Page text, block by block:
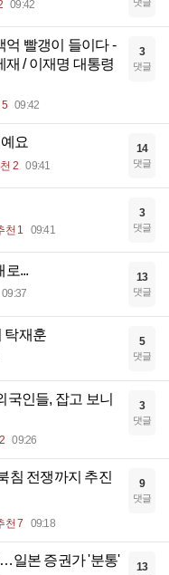
09:42 댓글
억 빨갱이 들이다 -
/ 이재명 대통령
09:42
3
댓글
요
2 09:41
14
댓글
천 1 09:41
3
댓글
로...
09:37
13
댓글
탁재훈 5
댓글
국인들, 잡고 보니
09:26
3
댓글
침 전쟁까지 추진
천 7 09:18
9
댓글
일본 증권가 '분통' 13